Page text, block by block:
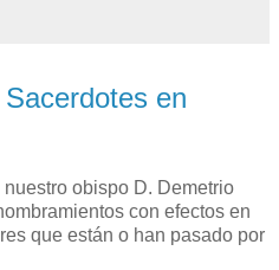
en
obispo D. Demetrio
con efectos en
que están o han pasado por